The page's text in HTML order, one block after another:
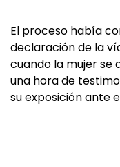
El proceso había
declaración de la
cuando la mujer se
una hora de
su exposición ante